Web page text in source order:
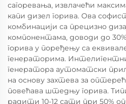
сагоревања, извлачећи
капи дизел горива. Ова
комбинацији са прецизно
компонентама, доводи до
горива у поређењу са
генераторима.
генератора аутоматски
на основу захтева за
повећава штедњу горива.
радити 10-12 сати при 50%